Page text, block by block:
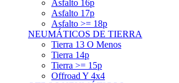
Asfalto 16p
Asfalto 17p
Asfalto >= 18p
NEUMÁTICOS DE TIERRA
Tierra 13 O Menos
Tierra 14p
Tierra >= 15p
Offroad Y 4x4